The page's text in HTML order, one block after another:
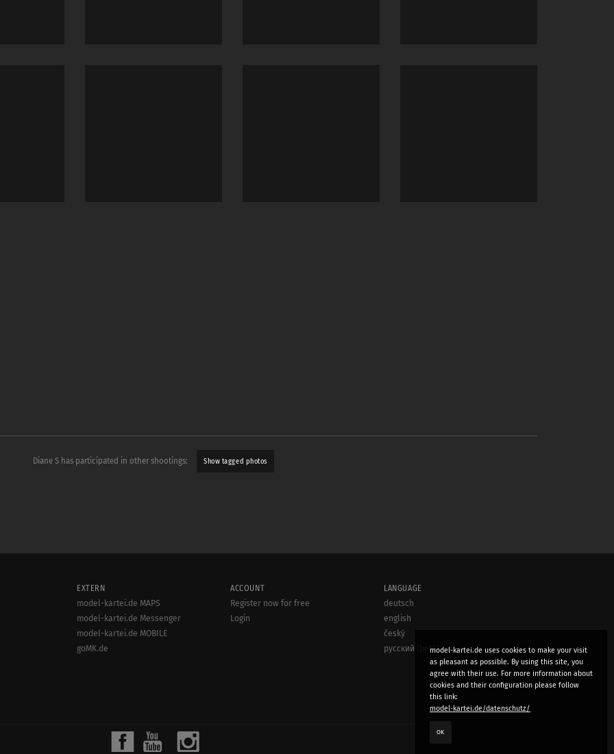
Diane S has participated in other shootings: Show tagged photos
model-kartei.de uses cookies to make your visit
as pleasant as possible. By using this site, you
agree with their use. For more information about
cookies and their configuration please follow
this link:
model-kartei.de/datenschutz/
OK
EXTERN
model-kartei.de MAPS
model-kartei.de Messenger
model-kartei.de MOBILE
goMK.de
ACCOUNT
Register now for free
Login
LANGUAGE
deutsch
english
český
русский (beta)